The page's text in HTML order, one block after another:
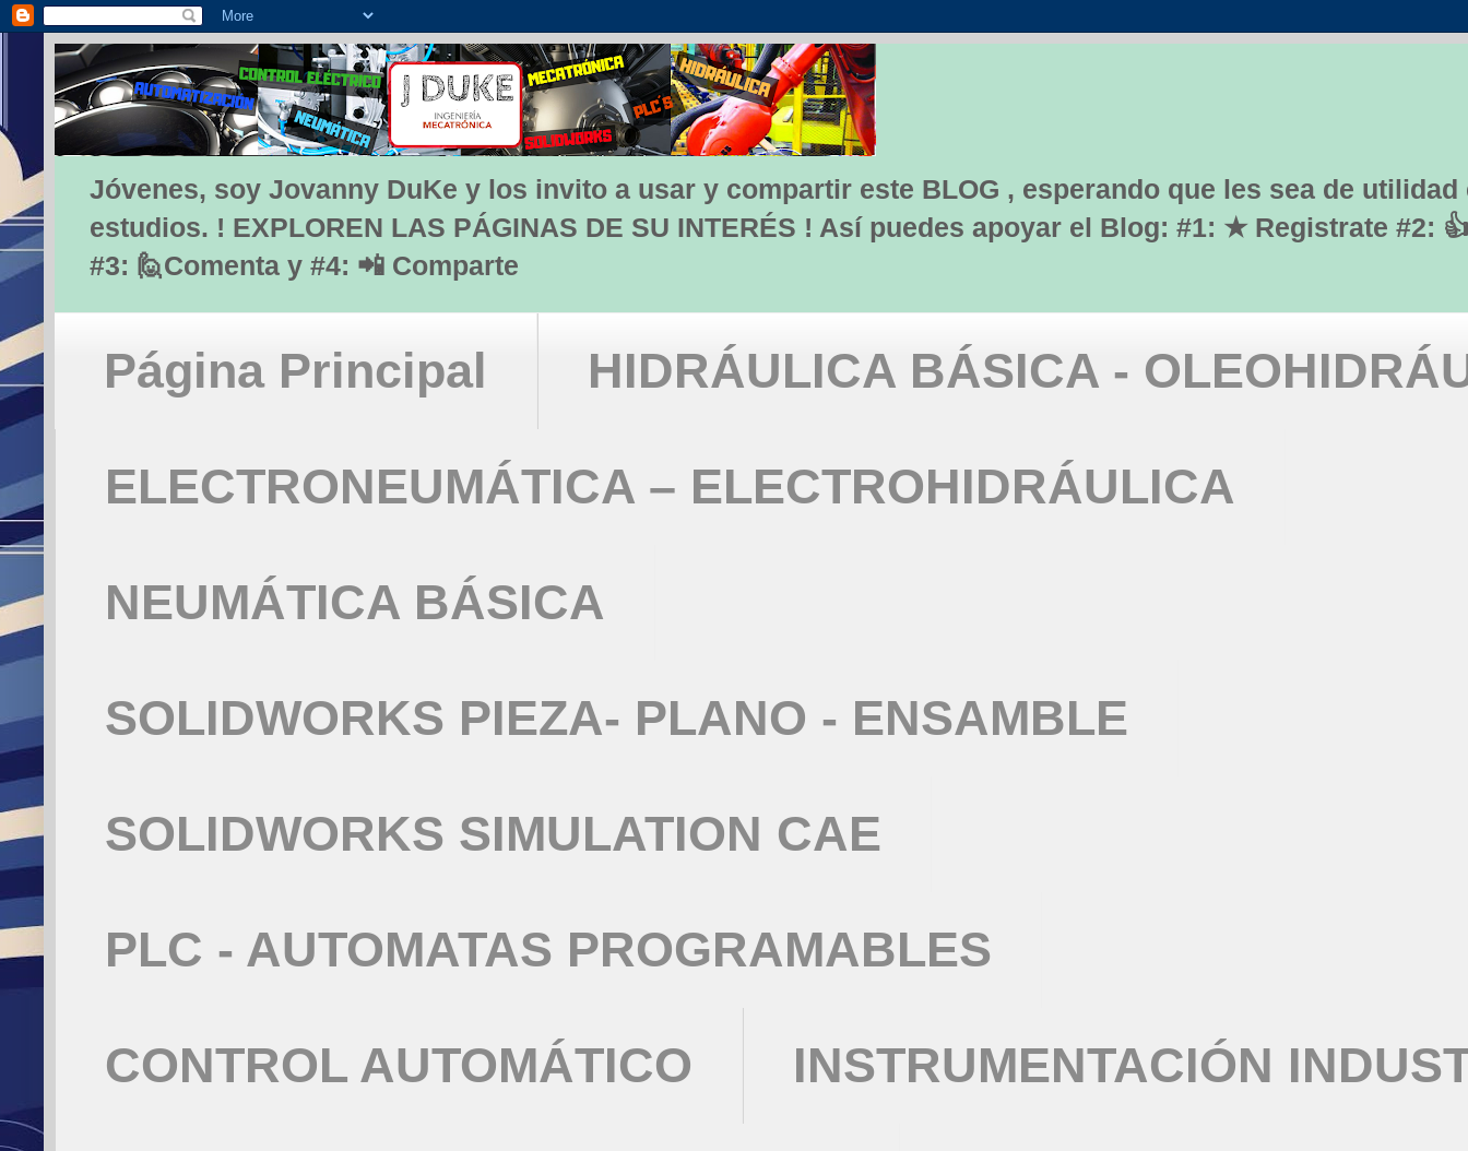
Jóvenes, soy Jovanny DuKe y los invito a usar y compartir este BLOG , esperando que les sea de utilidad
estudios. ! EXPLOREN LAS PÁGINAS DE SU INTERÉS ! Así puedes apoyar el Blog: #1: ★ Registrate #2:
#3: 🙋Comenta y #4: 📲 Comparte
Página Principal HIDRÁULICA BÁSICA -
ELECTRONEUMÁTICA – ELECTROHIDRÁULICA
NEUMÁTICA BÁSICA
SOLIDWORKS PIEZA- PLANO - ENSAMBLE
SOLIDWORKS SIMULATION CAE
PLC - AUTOMATAS PROGRAMABLES
CONTROL AUTOMÁTICO INSTRUMENTACIÓN